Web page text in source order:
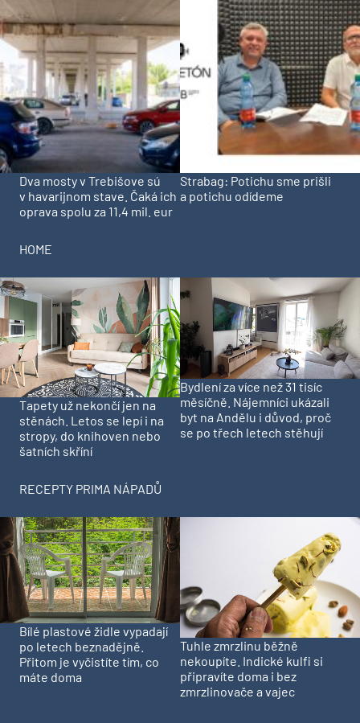
Dva mosty v Trebišove sú
v havarijnom stave. Čaká ich
oprava spolu za 11,4 mil. eur
Strabag: Potichu sme prišli
a potichu odídeme
HOME
Tapety už nekončí jen na
stěnách. Letos se lepí i na
stropy, do knihoven nebo
šatních skříní
Bydlení za více než 31 tisíc
měsíčně. Nájemníci ukázali
byt na Andělu i důvod, proč
se po třech letech stěhují
RECEPTY PRIMA NÁPADŮ
Bílé plastové židle vypadají
po letech beznadějně.
Přitom je vyčistíte tím, co
máte doma
Tuhle zmrzlinu běžně
nekoupíte. Indické kulfi si
připravíte doma i bez
zmrzlinovače a vajec